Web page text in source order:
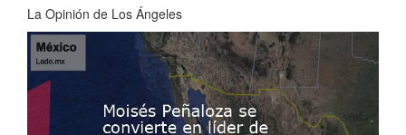
La Opinión de Los Ángeles